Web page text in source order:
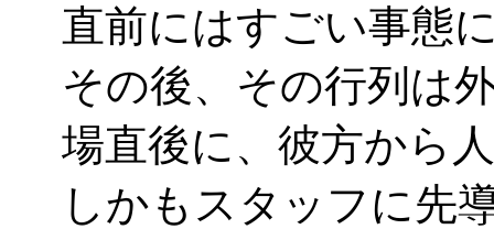
直前にはすごい事態
その後、その行列は
場直後に、彼方から
しかもスタッフに先